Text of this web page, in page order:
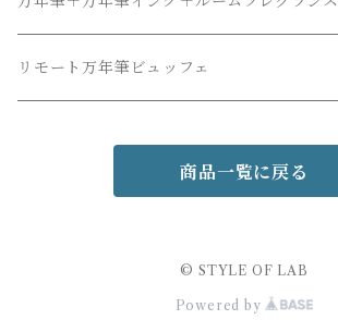
リモート万年筆ビュッフェ
商品一覧に戻る
© STYLE OF LAB
Powered by